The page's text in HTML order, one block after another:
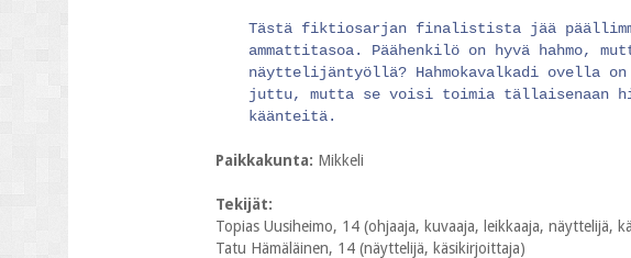
Tästä fiktiosarjan finalistista jää
ammattitasoa. Päähenkilö on hyvä hahmo,
näyttelijäntyöllä? Hahmokavalkadi ovella
juttu, mutta se voisi toimia tällaisenaan
käänteitä.
Paikkakunta: Mikkeli
Tekijät:
Topias Uusiheimo, 14 (ohjaaja, kuvaaja, leikkaaja, näyttelijä,
Tatu Hämäläinen, 14 (näyttelijä, käsikirjoittaja)